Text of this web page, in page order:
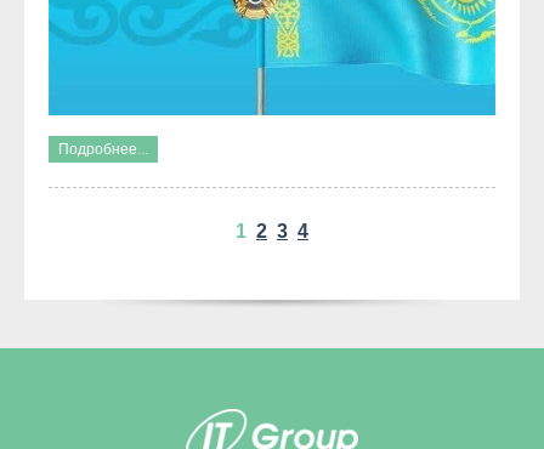
Подробнее...
1 2 3 4